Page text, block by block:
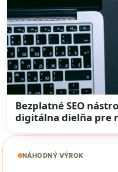
Bezplatné SEO
digitálna dielňa pre